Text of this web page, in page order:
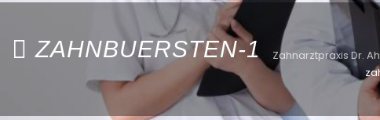
ZAHNBUERSTEN-1 Zahnarztpraxis Dr.